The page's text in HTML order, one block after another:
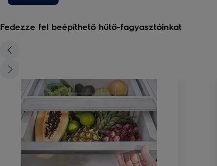
Fedezze fel beépíthető hűtő-fagyasztóinkat